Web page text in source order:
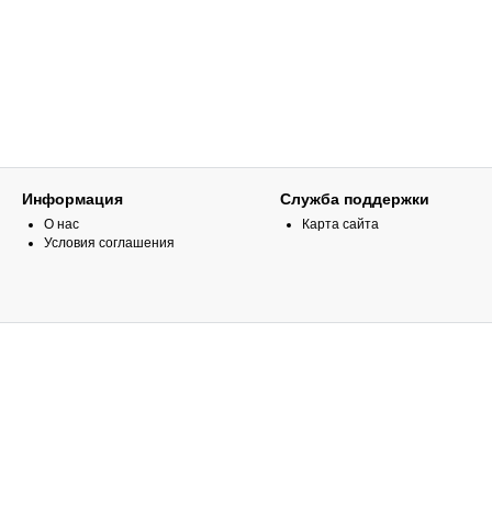
Информация
О нас
Условия соглашения
Служба поддержки
Карта сайта